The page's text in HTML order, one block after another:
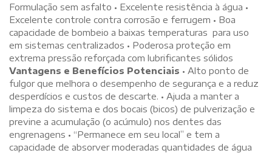
Formulação sem asfalto • Excelente resistência à água •
Excelente controle contra corrosão e ferrugem • Boa
capacidade de bombeio a baixas temperaturas para uso
em sistemas centralizados • Poderosa proteção em
extrema pressão reforçada com lubrificantes sólidos
Vantagens e Benefícios Potenciais • Alto ponto de
fulgor que melhora o desempenho de segurança e a reduz
desperdícios e custos de descarte. • Ajuda a manter a
limpeza do sistema e dos bocais (bicos) de pulverização e
previne a acumulação (o acúmulo) nos dentes das
engrenagens • “Permanece em seu local” e tem a
capacidade de absorver moderadas quantidades de água